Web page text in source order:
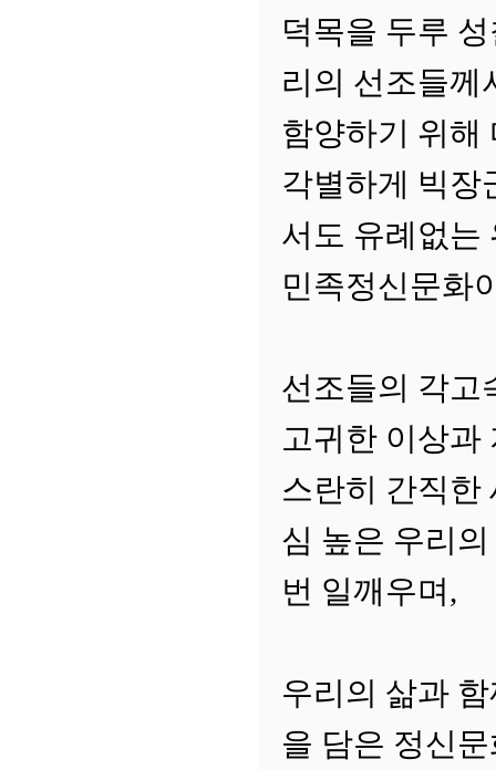
덕목을 두루
리의 선조들께
함양하기 위해
각별하게 빅장
서도 유례없는
민족정신문화
선조들의 각고
고귀한 이상과
스란히 간직한
심 높은 우리
번 일깨우며,
우리의 삶과
을 담은 정신